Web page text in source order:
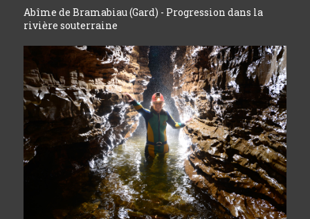
Abîme de Bramabiau (Gard) - Progression dans la
rivière souterraine